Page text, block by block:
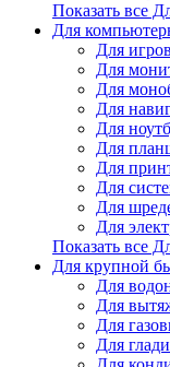
Показать все
Для
Для
Для
Для
Для
Для
Для
Для
Для
Для
Для
Показать все
Для крупной
Для
Для
Для
Для